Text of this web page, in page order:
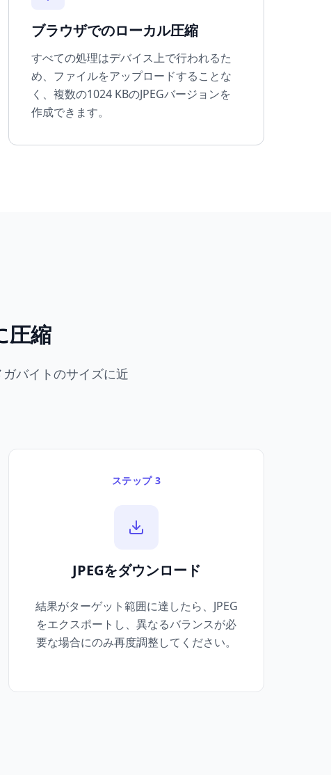
ブラウザでのローカル圧縮
すべての処理はデバイス上で行われるた
め、ファイルをアップロードすることな
く、複数の1024 KBのJPEGバージョンを
作成できます。
圧縮
バイトのサイズに近
ステップ 3
JPEGをダウンロード
結果がターゲット範囲に達したら、JPEG
をエクスポートし、異なるバランスが必
要な場合にのみ再度調整してください。